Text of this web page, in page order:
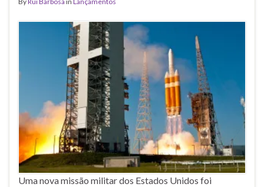
Uma nova missão militar dos Estados Unidos foi